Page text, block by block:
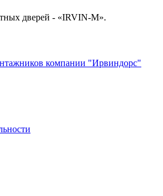
дверей - «IRVIN-M».
компании "Ирвиндорс"